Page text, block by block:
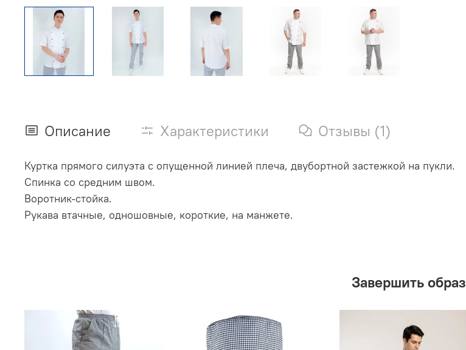
Описание Характеристики Отзывы (1)
Куртка прямого силуэта с опущенной линией плеча, двубортной застежкой на пукли.
Спинка со средним швом.
Воротник-стойка.
Рукава втачные, одношовные, короткие, на манжете.
Завершить образ